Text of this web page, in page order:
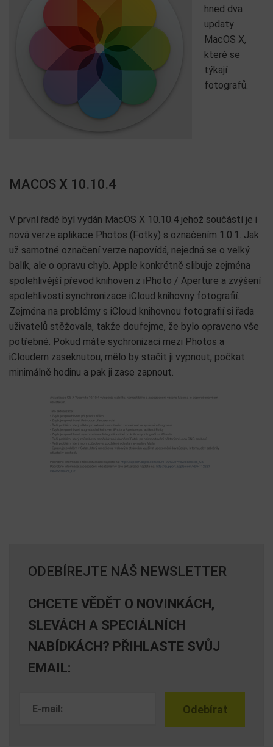
hned dva
updaty
MacOS X,
které se
týkají
fotografů.
MACOS X 10.10.4
V první řadě byl vydán MacOS X 10.10.4 jehož součástí je i
nová verze aplikace Photos (Fotky) s označením 1.0.1. Jak
už samotné označení verze napovídá, nejedná se o velký
balík, ale o opravu chyb. Apple konkrétně slibuje zejména
spolehlivější převod knihoven z iPhoto / Aperture a zvýšení
spolehlivosti synchronizace iCloud knihovny fotografií.
Zejména na problémy s iCloud knihovnou fotografií si řada
uživatelů stěžovala, takže doufejme, že bylo opraveno vše
potřebné. Pokud máte sychronizaci mezi Photos a
iCloudem zaseknutou, mělo by stačit ji vypnout, počkat
minimálně hodinu a pak ji zase zapnout.
ODEBÍREJTE NÁŠ NEWSLETTER
CHCETE VĚDĚT O NOVINKÁCH,
SLEVÁCH A SPECIÁLNÍCH
NABÍDKÁCH? PŘIHLASTE SVŮJ
EMAIL: